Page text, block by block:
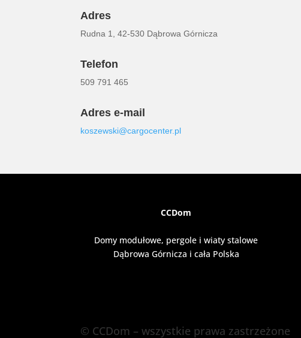
Adres
Rudna 1, 42-530 Dąbrowa Górnicza
Telefon
509 791 465
Adres e-mail
koszewski@cargocenter.pl
CCDom
Domy modułowe, pergole i wiaty stalowe
Dąbrowa Górnicza i cała Polska
© CCDom – wszystkie prawa zastrzeżone